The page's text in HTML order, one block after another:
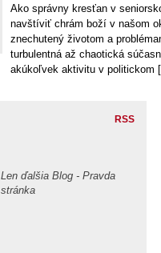
Ako správny kresťan v
navštíviť chrám boží v našom
znechutený životom a
turbulentná až chaotická
akúkoľvek aktivitu v politickom
RSS
Len ďalšia Blog - Pravda
stránka